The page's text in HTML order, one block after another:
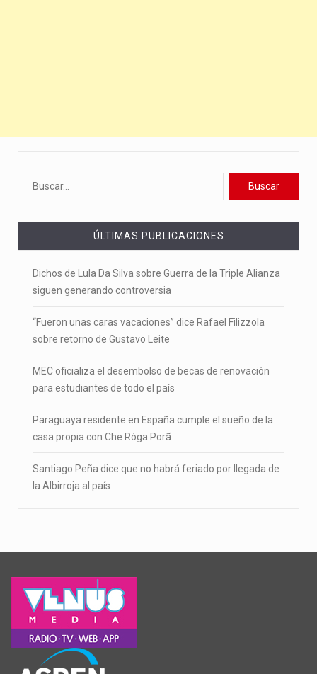
ÚLTIMAS PUBLICACIONES
Dichos de Lula Da Silva sobre Guerra de la Triple Alianza
siguen generando controversia
“Fueron unas caras vacaciones” dice Rafael Filizzola
sobre retorno de Gustavo Leite
MEC oficializa el desembolso de becas de renovación
para estudiantes de todo el país
Paraguaya residente en España cumple el sueño de la
casa propia con Che Róga Porã
Santiago Peña dice que no habrá feriado por llegada de
la Albirroja al país